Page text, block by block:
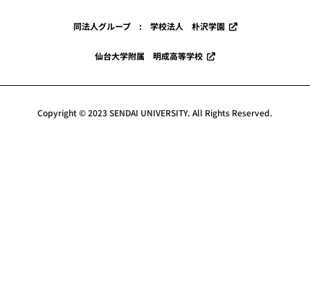
同法人グループ : 学校法人 朴沢学園
仙台大学附属 明成高等学校
Copyright © 2023 SENDAI UNIVERSITY. All Rights Reserved.